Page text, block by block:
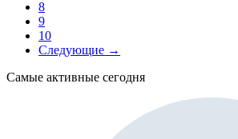
8
9
10
Следующие →
Самые активные сегодня